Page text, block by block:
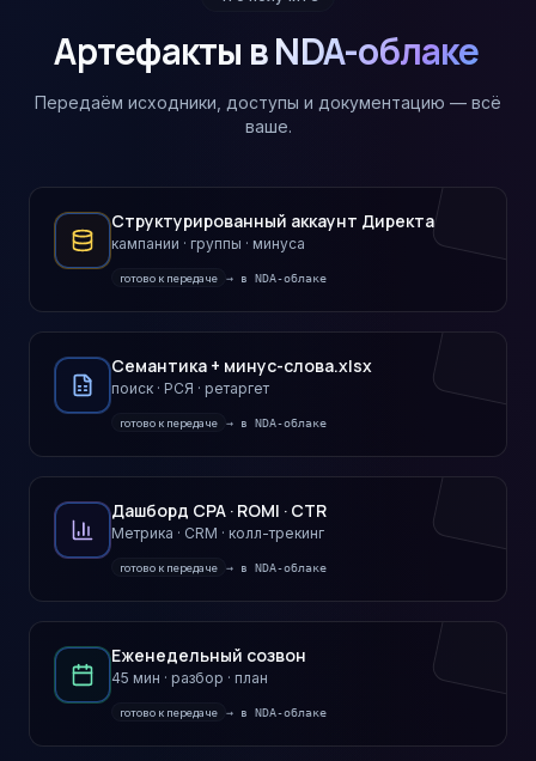
Артефакты в NDA-облаке
Передаём исходники, доступы и документацию — всё
ваше.
Структурированный аккаунт Директа
кампании · группы · минуса
готово к передаче → в NDA-облаке
Семантика + минус-слова.xlsx
поиск · РСЯ · ретаргет
готово к передаче → в NDA-облаке
Дашборд CPA · ROMI · CTR
Метрика · CRM · колл-трекинг
готово к передаче → в NDA-облаке
Еженедельный созвон
45 мин · разбор · план
готово к передаче → в NDA-облаке